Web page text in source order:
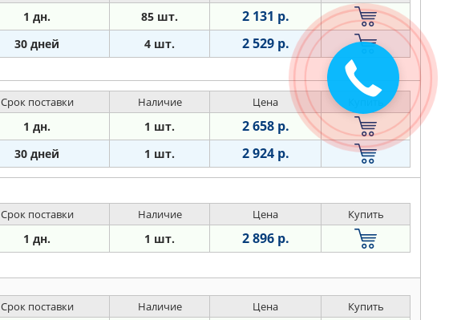
1 дн. 85 шт. 2 131 р.
30 дней 4 шт. 2 529 р.
Срок поставки Наличие Цена Купить
1 дн. 1 шт. 2 658 р.
30 дней 1 шт. 2 924 р.
Срок поставки Наличие Цена Купить
1 дн. 1 шт. 2 896 р.
Срок поставки Наличие Цена Купить